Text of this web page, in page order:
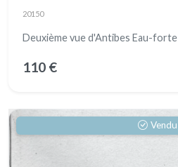
20150
Deuxième vue d'Antibes Eau-forte
110 €
Vendu